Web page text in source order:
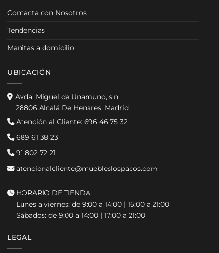
Contacta con Nosotros
Tendencias
Manitas a domicilio
UBICACIÓN
Avda. Miguel de Unamuno, s.n
28806 Alcalá De Henares, Madrid
Atención al Cliente: 696 46 75 32
689 61 38 23
91 802 72 21
atencionalcliente@muebleslospacos.com
HORARIO DE TIENDA:
Lunes a viernes: de 9:00 a 14:00 | 16:00 a 21:00
Sábados: de 9:00 a 14:00 | 17:00 a 21:00
LEGAL